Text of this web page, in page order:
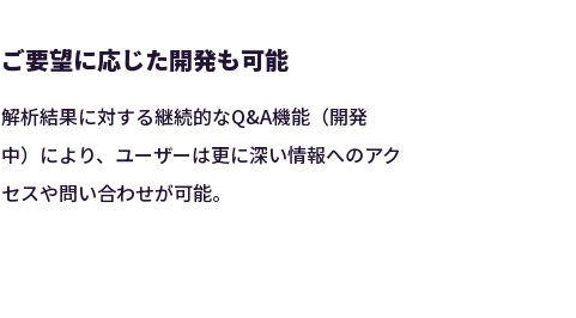
ご要望に応じた開発も可能
解析結果に対する継続的なQ&A機能（開発
中）により、ユーザーは更に深い情報へのアク
セスや問い合わせが可能。